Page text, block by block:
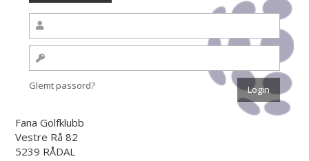
Glemt passord?
Fana Golfklubb
Vestre Rå 82
5239 RÅDAL